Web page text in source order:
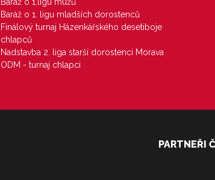
Baráž o 1. ligu mladších dorostenců
Finálový turnaj Házenkářského desetiboje
chlapců
Nadstavba 2. liga starší dorostenci Morava
ODM - turnaj chlapci
PARTNEŘI